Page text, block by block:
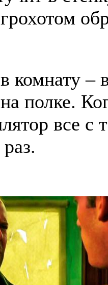
комнату –
полке.
все с